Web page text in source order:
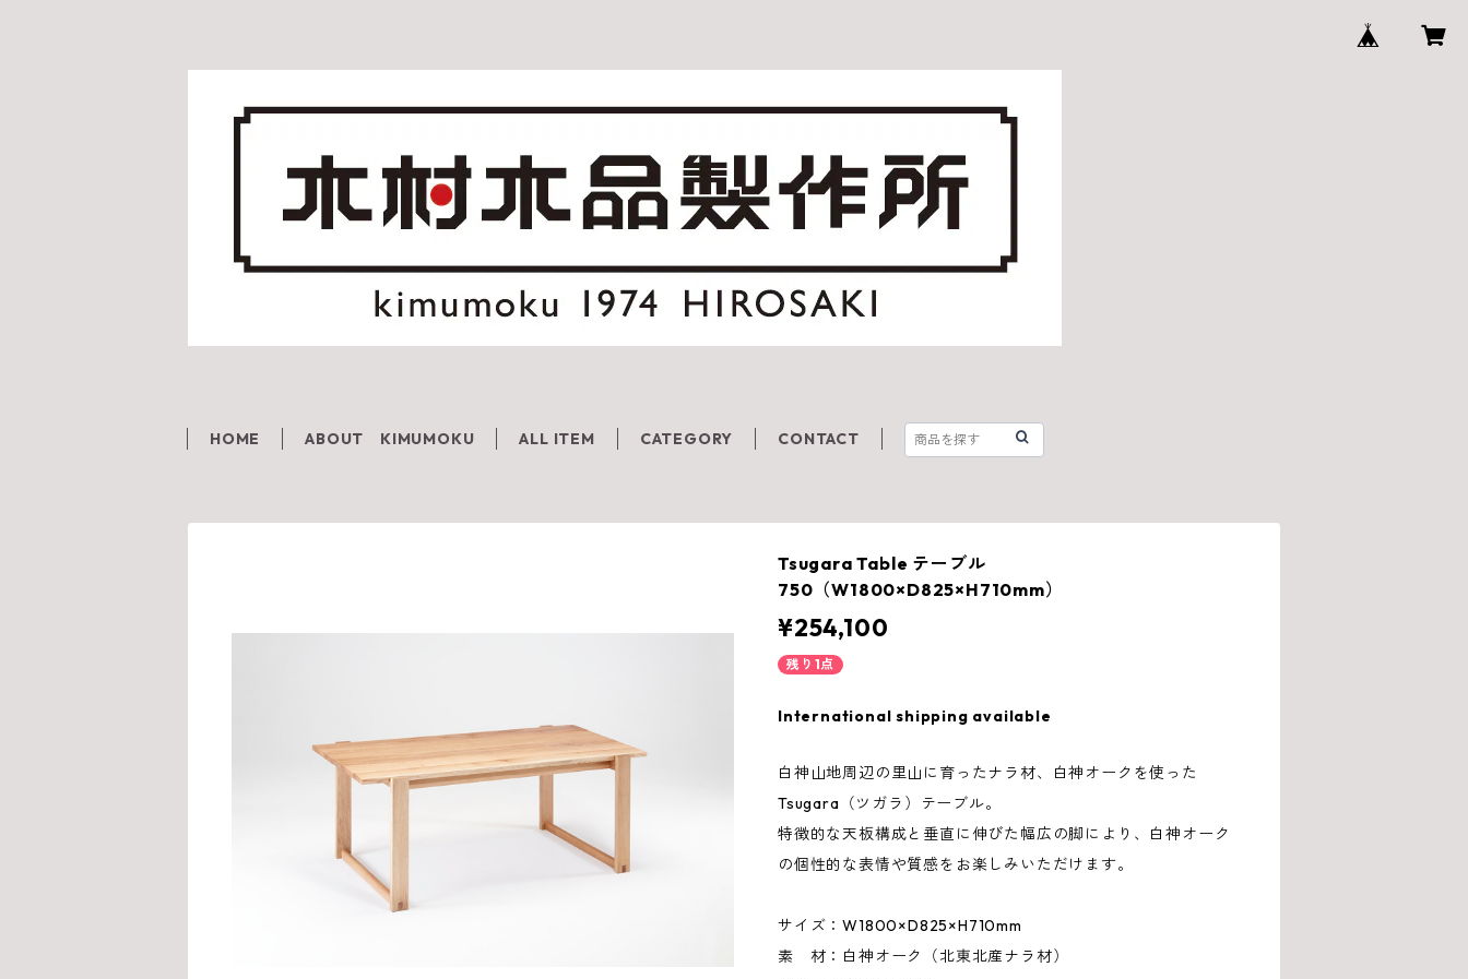
HOME ABOUT KIMUMOKU ALL ITEM CATEGORY CONTACT
Tsugara Table テーブル
750（W1800×D825×H710mm）
¥254,100
残り1点
International shipping available
白神山地周辺の里山に育ったナラ材、白神オークを使った
Tsugara（ツガラ）テーブル。
特徴的な天板構成と垂直に伸びた幅広の脚により、白神オーク
の個性的な表情や質感をお楽しみいただけます。
サイズ：W1800×D825×H710mm
素 材：白神オーク（北東北産ナラ材）